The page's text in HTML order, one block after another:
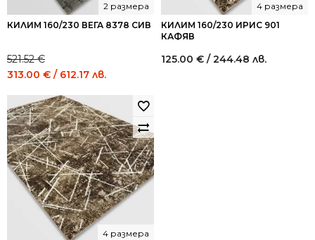
КИЛИМ 160/230 ВЕГА 8378 СИВ
2 размера
521.52€
Original
was:
521.52 €
/
1,020.00
лв..
313.00 € / 612.17 лв.
313.00 €
/
612.17
лв..
КИЛИМ 160/230 ИРИС 901
КАФЯВ
4 размера
125.00 € / 244.48 лв.
4 размера